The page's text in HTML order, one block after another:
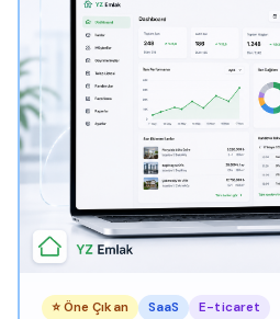
⭐ Öne Çıkan SaaS E-ticaret